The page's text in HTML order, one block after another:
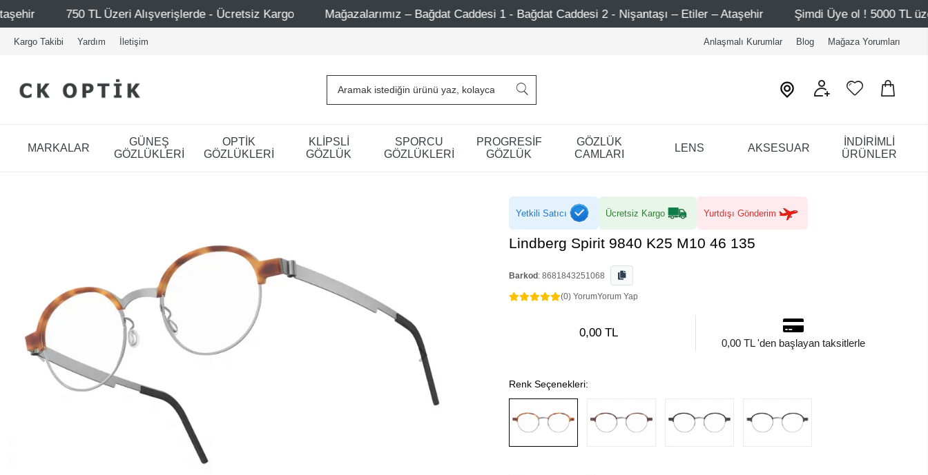
Alışverişlerde - Ücretsiz Kargo Mağazalarımız – Bağdat Caddesi 1 - Bağdat Caddesi 2 - Nişantaşı – Etiler – Ataşehir Şimdi Üye ol ! 5000 TL üzeri ilk alışverişinde 500
Kargo Takibi Yardım İletişim Anlaşmalı Kurumlar Blog Mağaza Yorumları
MARKALAR
GÜNEŞ
GÖZLÜKLERİ
OPTİK
GÖZLÜKLERİ
KLİPSLİ
GÖZLÜK
SPORCU
GÖZLÜKLERİ
PROGRESİF
GÖZLÜK
GÖZLÜK
CAMLARI
LENS AKSESUAR
İNDİRİMLİ
ÜRÜNLER
Yetkili Satıcı Ücretsiz Kargo Yurtdışı Gönderim
Lindberg Spirit 9840 K25 M10 46 135
Barkod : 8681843251068
(0) YorumYorum Yap
0,00 TL
0,00 TL 'den başlayan taksitlerle
Renk Seçenekleri: